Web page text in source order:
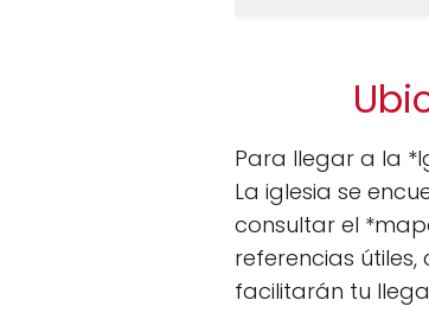
Para llegar a la
La iglesia se
consultar el
referencias
facilitarán tu